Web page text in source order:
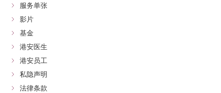
服务单张
影片
基金
港安医生
港安员工
私隐声明
法律条款